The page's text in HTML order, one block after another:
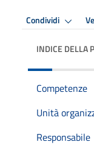
Condividi
INDICE DELLA
Competenze
Unità
Responsabile